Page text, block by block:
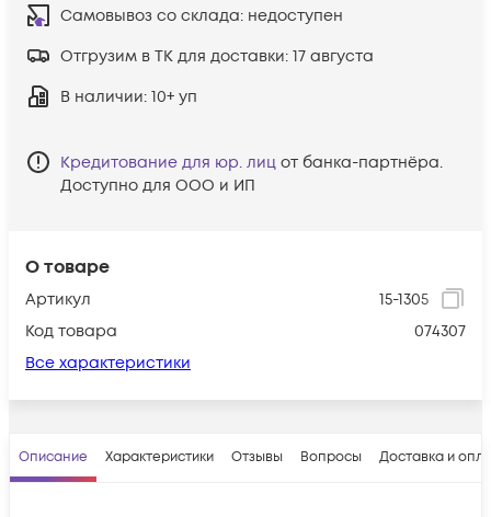
О товаре
Артикул
15-1305
Код товара
074307
Все характеристики
Самовывоз со склада: недоступен
Отгрузим в ТК для доставки: 17 августа
В наличии: 10+ уп
Кредитование для юр. лиц от банка-партнёра.
Доступно для ООО и ИП
Описание Характеристики Отзывы Вопросы Доставка и